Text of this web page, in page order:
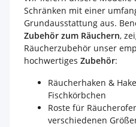
Schränken mit einer
Grundausstattung aus.
Zubehör zum Räuchern,
Räucherzubehör unser
hochwertiges Zubehör:
Räucherhaken &
Fischkörbchen
Roste für
verschiedenen